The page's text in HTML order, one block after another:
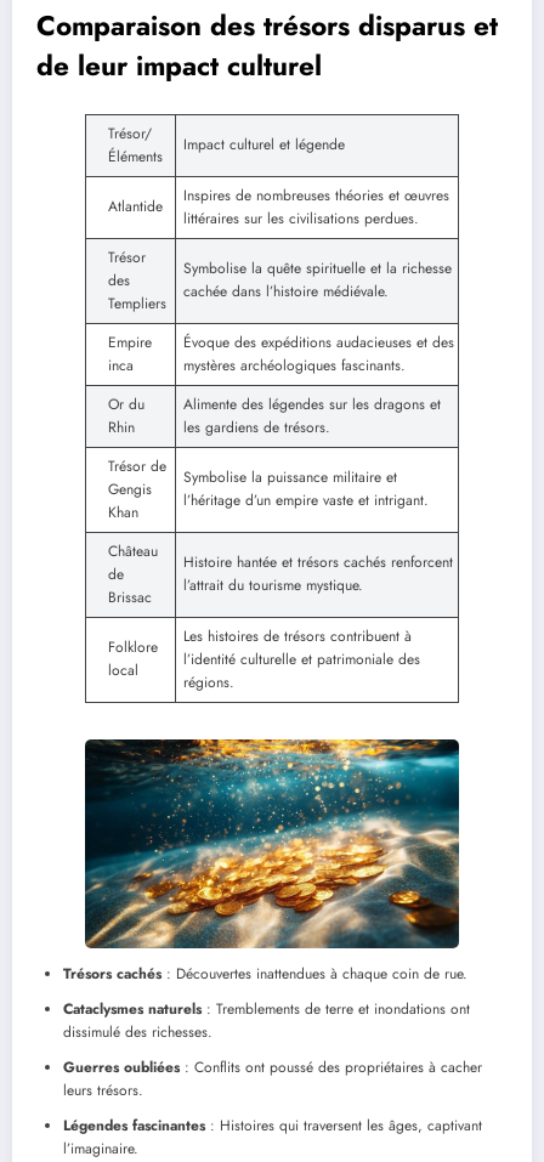
Comparaison des trésors disparus et
de leur impact culturel
Trésor/
Éléments
Impact culturel et légende
Atlantide
Inspires de nombreuses théories et œuvres
littéraires sur les civilisations perdues.
Trésor
des
Templiers
Symbolise la quête spirituelle et la richesse
cachée dans l’histoire médiévale.
Empire
inca
Évoque des expéditions audacieuses et des
mystères archéologiques fascinants.
Or du
Rhin
Alimente des légendes sur les dragons et
les gardiens de trésors.
Trésor de
Gengis
Khan
Symbolise la puissance militaire et
l’héritage d’un empire vaste et intrigant.
Château
de
Brissac
Histoire hantée et trésors cachés renforcent
l’attrait du tourisme mystique.
Folklore
local
Les histoires de trésors contribuent à
l’identité culturelle et patrimoniale des
régions.
Trésors cachés: Découvertes inattendues à chaque coin de rue.
Cataclysmes naturels: Tremblements de terre et inondations ont
dissimulé des richesses.
Guerres oubliées: Conflits ont poussé des propriétaires à cacher
leurs trésors.
Légendes fascinantes: Histoires qui traversent les âges, captivant
l’imaginaire.